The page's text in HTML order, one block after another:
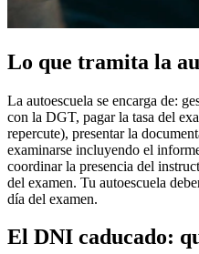
Lo que tramita la
La autoescuela se encarga de:
con la DGT, pagar la tasa del
repercute), presentar la
examinarse incluyendo el
coordinar la presencia del
del examen. Tu autoescuela
día del examen.
El DNI caducado: